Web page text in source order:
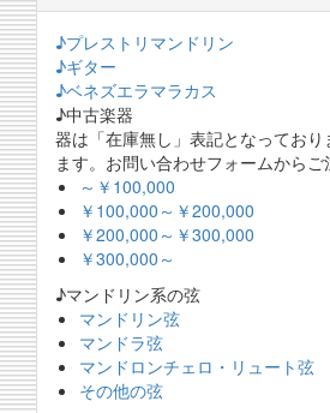
♪プレストリマンドリン
♪ギター
♪ベネズエラマラカス
♪中古楽
器は「在庫無し」表記となってお
ます。お問い合わせフォームからご
～￥100,000
￥100,000～￥200,000
￥200,000～￥300,000
￥300,000～
♪マンドリン系の弦
マンドリン弦
マンドラ弦
マンドロンチェロ・リュート弦
その他の弦